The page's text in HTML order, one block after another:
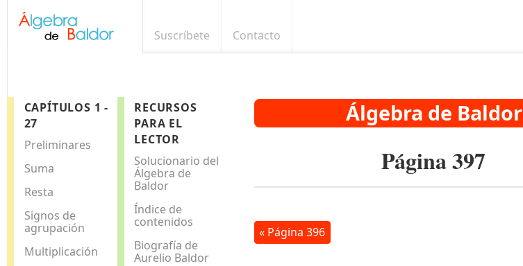
Suscríbete Contacto
CAPÍTULOS 1 -
27
Preliminares
Suma
Resta
Signos de
agrupación
Multiplicación
RECURSOS
PARA EL
LECTOR
Solucionario del
Álgebra de
Baldor
Índice de
contenidos
Biografía de
Aurelio Baldor
Álgebra de Baldor
Página 397
« Página 396